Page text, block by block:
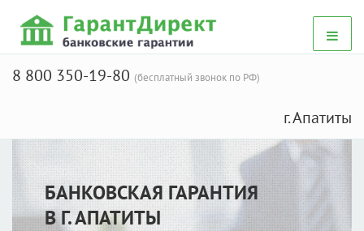
8 800 350-19-80 (бесплатный звонок по РФ)
г. Апатиты
БАНКОВСКАЯ ГАРАНТИЯ
В Г. АПАТИТЫ